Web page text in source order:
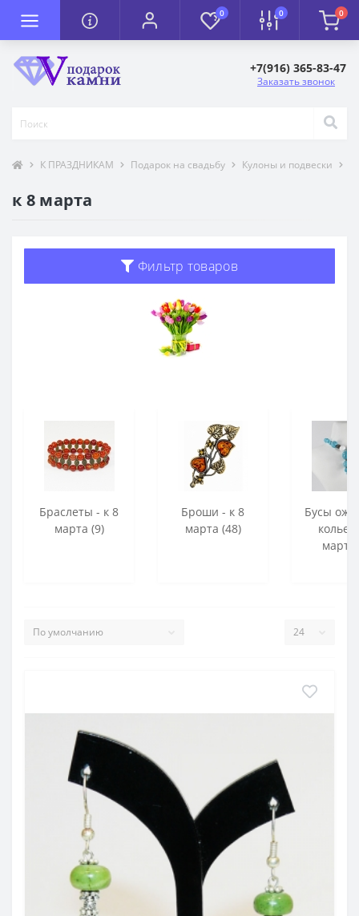
0 0 0
+7(916) 365-83-47
Заказать звонок
К ПРАЗДНИКАМ Подарок на свадьбу Кулоны и подвески
к 8 марта
Фильтр товаров
Браслеты - к 8
марта (9)
Броши - к 8
марта (48)
Бусы
колье
марта